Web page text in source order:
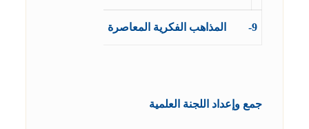
9- المذاهب الفكرية المعاصرة
جمع وإعداد اللجنة العلمية